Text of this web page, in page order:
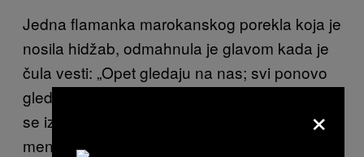
Jedna flamanka marokanskog porekla koja je
nosila hidžab, odmahnula je glavom kada je
čula vesti: „Opet gledaju na nas; svi ponovo
gledaju na Molenbek.“ Nekoliko dece sa ulice
se iznerviralo kada su videle moje kolege i
mene: „Novinari! Đubrad! Bežite odavde!“
×